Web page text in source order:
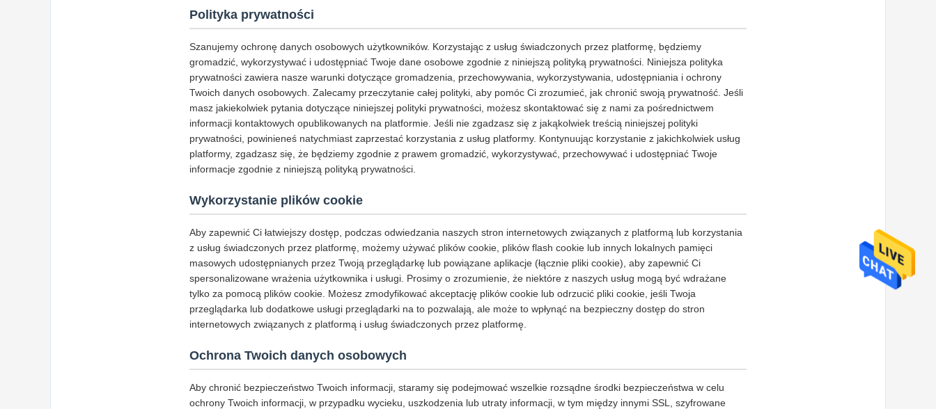
Polityka prywatności
Szanujemy ochronę danych osobowych użytkowników. Korzystając z usług świadczonych przez platformę, będziemy
gromadzić, wykorzystywać i udostępniać Twoje dane osobowe zgodnie z niniejszą polityką prywatności. Niniejsza polityka
prywatności zawiera nasze warunki dotyczące gromadzenia, przechowywania, wykorzystywania, udostępniania i ochrony
Twoich danych osobowych. Zalecamy przeczytanie całej polityki, aby pomóc Ci zrozumieć, jak chronić swoją prywatność. Jeśli
masz jakiekolwiek pytania dotyczące niniejszej polityki prywatności, możesz skontaktować się z nami za pośrednictwem
informacji kontaktowych opublikowanych na platformie. Jeśli nie zgadzasz się z jakąkolwiek treścią niniejszej polityki
prywatności, powinieneś natychmiast zaprzestać korzystania z usług platformy. Kontynuując korzystanie z jakichkolwiek usług
platformy, zgadzasz się, że będziemy zgodnie z prawem gromadzić, wykorzystywać, przechowywać i udostępniać Twoje
informacje zgodnie z niniejszą polityką prywatności.
Wykorzystanie plików cookie
Aby zapewnić Ci łatwiejszy dostęp, podczas odwiedzania naszych stron internetowych związanych z platformą lub korzystania
z usług świadczonych przez platformę, możemy używać plików cookie, plików flash cookie lub innych lokalnych pamięci
masowych udostępnianych przez Twoją przeglądarkę lub powiązane aplikacje (łącznie pliki cookie), aby zapewnić Ci
spersonalizowane wrażenia użytkownika i usługi. Prosimy o zrozumienie, że niektóre z naszych usług mogą być wdrażane
tylko za pomocą plików cookie. Możesz zmodyfikować akceptację plików cookie lub odrzucić pliki cookie, jeśli Twoja
przeglądarka lub dodatkowe usługi przeglądarki na to pozwalają, ale może to wpłynąć na bezpieczny dostęp do stron
internetowych związanych z platformą i usług świadczonych przez platformę.
Ochrona Twoich danych osobowych
Aby chronić bezpieczeństwo Twoich informacji, staramy się podejmować wszelkie rozsądne środki bezpieczeństwa w celu
ochrony Twoich informacji, w przypadku wycieku, uszkodzenia lub utraty informacji, w tym między innymi SSL, szyfrowane